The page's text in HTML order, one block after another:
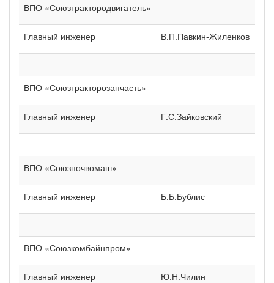
ВПО «Союзтрактородвигатель»
Главный инженер В.П.Павкин-Жиленков
ВПО «Союзтракторозапчасть»
Главный инженер Г.С.Зайковский
ВПО «Союзпочвомаш»
Главный инженер Б.Б.Бублис
ВПО «Союзкомбайнпром»
Главный инженер Ю.Н.Чилин